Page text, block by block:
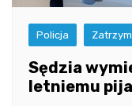
Policja
Sędzia
letniemu